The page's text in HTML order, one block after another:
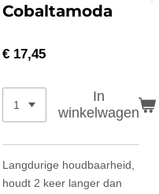
Cobaltamoda
€ 17,45
In
winkelwagen
Langdurige houdbaarheid,
houdt 2 keer langer dan